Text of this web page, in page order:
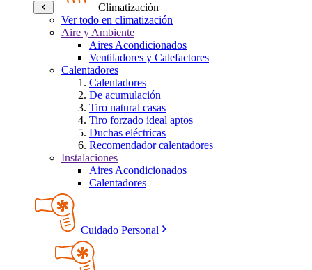
Climatización
Ver todo en climatización
Aire y Ambiente
Aires Acondicionados
Ventiladores y Calefactores
Calentadores
Calentadores
De acumulación
Tiro natural casas
Tiro forzado ideal aptos
Duchas eléctricas
Recomendador calentadores
Instalaciones
Aires Acondicionados
Calentadores
Cuidado Personal